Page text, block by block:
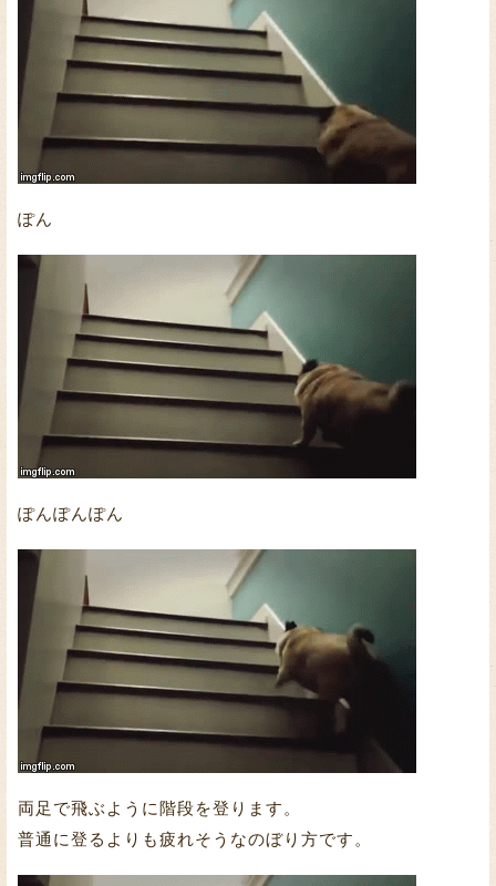
ぽん
ぽんぽんぽん
両足で飛ぶように階段を登ります。
普通に登るよりも疲れそうなのぼり方です。